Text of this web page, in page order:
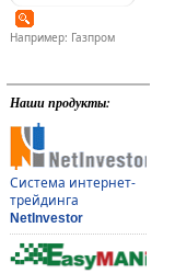
Например: Газпром
Наши продукты:
Система интернет-
трейдинга
NetInvestor